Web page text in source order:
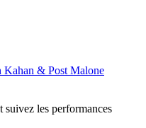
Kahan & Post Malone
suivez les performances